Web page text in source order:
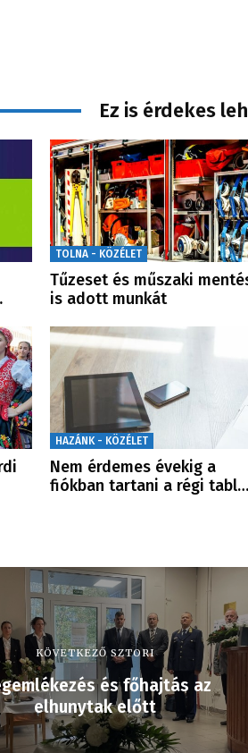
Ez is érdekes
TOLNA - KÖZÉLET
Tűzeset és műszaki
is adott munkát
HAZÁNK - KÖZÉLET
Nem érdemes évekig a
fiókban tartani a régi tabl…
KÖVETKEZŐ SZTORI
és főhajtás az
elhunytak előtt